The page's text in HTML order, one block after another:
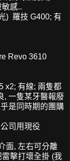
感..
) 羅技 G400; 有
Revo 3610
x2; 有線; 兩隻都
, 一隻某牙醫報廢
是同時期的團購
司用現役
面, 左右可分離
擊打壞全掛 (我